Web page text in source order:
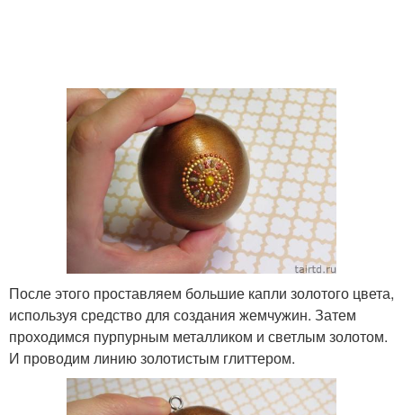
После этого проставляем большие капли золотого цвета,
используя средство для создания жемчужин. Затем
проходимся пурпурным металликом и светлым золотом.
И проводим линию золотистым глиттером.